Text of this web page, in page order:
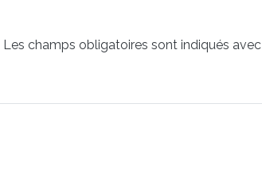
Les champs obligatoires sont indiqués avec